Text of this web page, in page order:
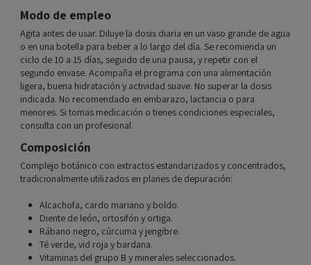
Modo de empleo
Agita antes de usar. Diluye la dosis diaria en un vaso grande de agua
o en una botella para beber a lo largo del día. Se recomienda un
ciclo de 10 a 15 días, seguido de una pausa, y repetir con el
segundo envase. Acompaña el programa con una alimentación
ligera, buena hidratación y actividad suave. No superar la dosis
indicada. No recomendado en embarazo, lactancia o para
menores. Si tomas medicación o tienes condiciones especiales,
consulta con un profesional.
Composición
Complejo botánico con extractos estandarizados y concentrados,
tradicionalmente utilizados en planes de depuración:
Alcachofa, cardo mariano y boldo.
Diente de león, ortosifón y ortiga.
Rábano negro, cúrcuma y jengibre.
Té verde, vid roja y bardana.
Vitaminas del grupo B y minerales seleccionados.